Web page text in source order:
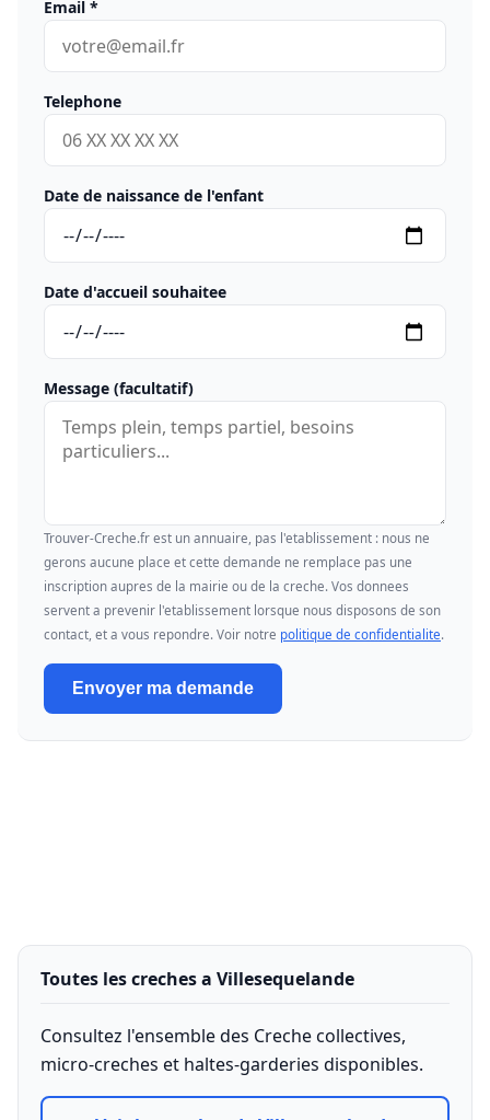
Email *
Telephone
Date de naissance de l'enfant
Date d'accueil souhaitee
Message (facultatif)
Trouver-Creche.fr est un annuaire, pas l'etablissement : nous ne
gerons aucune place et cette demande ne remplace pas une
inscription aupres de la mairie ou de la creche. Vos donnees
servent a prevenir l'etablissement lorsque nous disposons de son
contact, et a vous repondre. Voir notre politique de confidentialite.
Envoyer ma demande
Toutes les creches a Villesequelande
Consultez l'ensemble des Creche collectives,
micro-creches et haltes-garderies disponibles.